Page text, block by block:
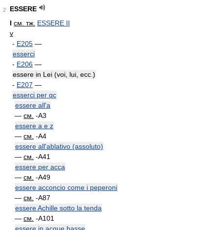
2
ESSERE
I см. тж. ESSERE II
v
- E205 —
esserci
- E206 —
essere in Lei (voi, lui, ecc.)
- E207 —
esserci per qc
essere all'a
— см. -A3
essere a e z
— см. -A4
essere all'ablativo (assoluto)
— см. -A41
essere per acca
— см. -A49
essere acconcio come i peperoni
— см. -A87
essere Achille sotto la tenda
— см. -A101